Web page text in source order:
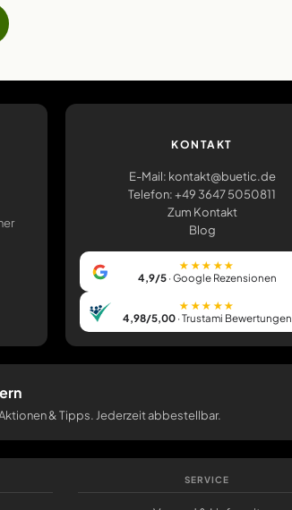
KONTAKT
E-Mail: kontakt@buetic.de
Telefon: +49 3647 5050811
Zum Kontakt
Blog
★★★★★
4,9/5 · Google Rezensionen
★★★★★
4,98/5,00 · Trustami Bewertungen
& Tipps. Jederzeit abbestellbar.
SERVICE